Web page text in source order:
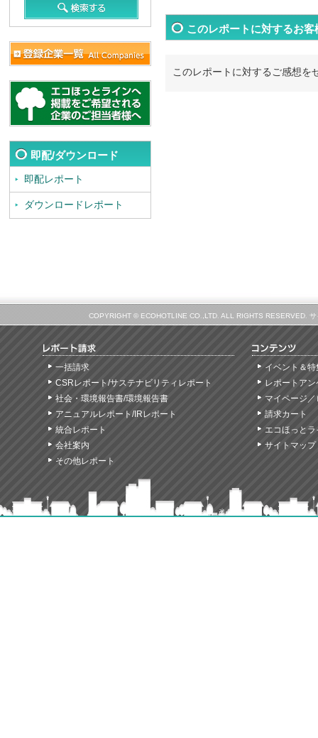
即配/ダウンロード
即配レポート
ダウンロードレポート
このレポートに対するお客
このレポートに対するご感想を
COPYRIGHT © ECOHOTLINE CO.,LTD. ALL RIGHTS RESERVED.
一括請求
CSRレポート/サステナビリティレポート
社会・環境報告書/環境報告書
アニュアルレポート/IRレポート
統合レポート
会社案内
その他レポート
イベント＆特
レポートア
マイページ
請求カート
エコほっと
サイトマップ